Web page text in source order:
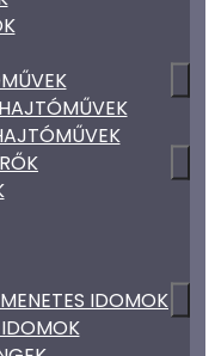
IDOMOK